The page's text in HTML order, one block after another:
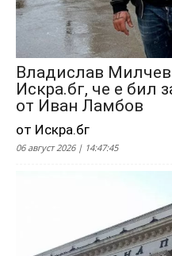
Владислав Милчев
Искра.бг, че е бил
от Иван Ламбов
от Искра.бг
06 август 2026 | 14:47:45